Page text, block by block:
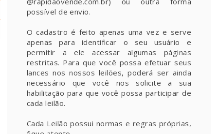
possível de envio.
O cadastro é feito apenas uma vez e serve
apenas para identificar o seu usuário e
permitir a ele acessar algumas páginas
restritas. Para que você possa efetuar seus
lances nos nossos leilões, poderá ser ainda
necessário que você nos solicite a sua
habilitação para que você possa participar de
cada leilão.
Cada Leilão possui normas e regras próprias,